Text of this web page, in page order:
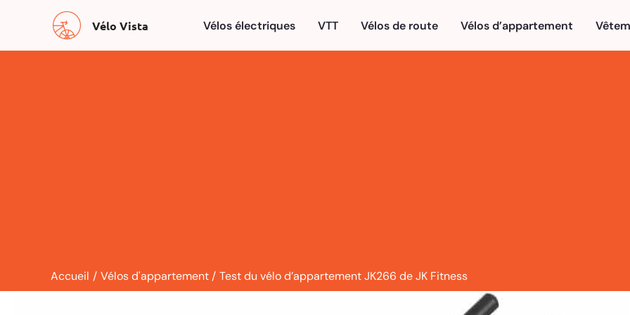
contenu
Vélo Vista Vélos électriques VTT Vélos de route Vélos d’appartement
Accueil Vélos d'appartement Test du vélo d’appartement JK266 de JK Fitness